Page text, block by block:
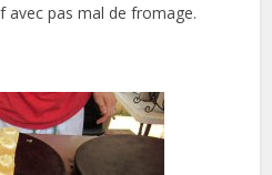
pas mal de fromage.